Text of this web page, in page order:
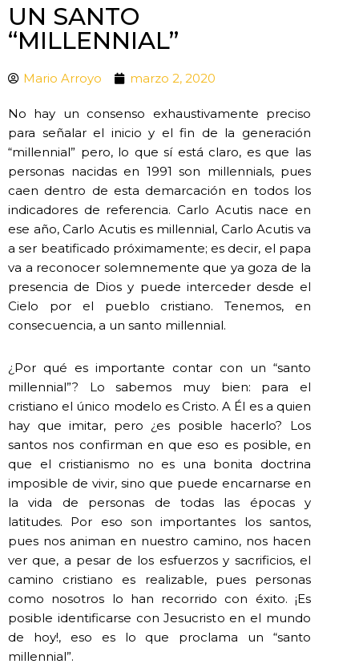
UN SANTO
“MILLENNIAL”
Mario Arroyo marzo 2, 2020
No hay un consenso exhaustivamente preciso
para señalar el inicio y el fin de la generación
“millennial” pero, lo que sí está claro, es que las
personas nacidas en 1991 son millennials, pues
caen dentro de esta demarcación en todos los
indicadores de referencia. Carlo Acutis nace en
ese año, Carlo Acutis es millennial, Carlo Acutis va
a ser beatificado próximamente; es decir, el papa
va a reconocer solemnemente que ya goza de la
presencia de Dios y puede interceder desde el
Cielo por el pueblo cristiano. Tenemos, en
consecuencia, a un santo millennial.
¿Por qué es importante contar con un “santo
millennial”? Lo sabemos muy bien: para el
cristiano el único modelo es Cristo. A Él es a quien
hay que imitar, pero ¿es posible hacerlo? Los
santos nos confirman en que eso es posible, en
que el cristianismo no es una bonita doctrina
imposible de vivir, sino que puede encarnarse en
la vida de personas de todas las épocas y
latitudes. Por eso son importantes los santos,
pues nos animan en nuestro camino, nos hacen
ver que, a pesar de los esfuerzos y sacrificios, el
camino cristiano es realizable, pues personas
como nosotros lo han recorrido con éxito. ¡Es
posible identificarse con Jesucristo en el mundo
de hoy!, eso es lo que proclama un “santo
millennial”.